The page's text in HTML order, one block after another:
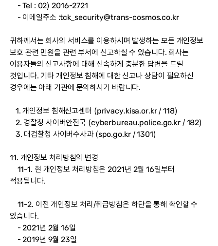
- Tel : 02) 2016-2721
- 이메일주소 :tck_security@trans-cosmos.co.kr
귀하께서는 회사의 서비스를 이용하시며 발생하는 모든 개인정보
보호 관련 민원을 관련 부서에 신고하실 수 있습니다. 회사는
이용자들의 신고사항에 대해 신속하게 충분한 답변을 드릴
것입니다. 기타 개인정보 침해에 대한 신고나 상담이 필요하신
경우에는 아래 기관에 문의하시기 바랍니다.
1. 개인정보 침해신고센터 (privacy.kisa.or.kr/ 118)
2. 경찰청 사이버안전국 (cyberbureau.police.go.kr/ 182)
3. 대검찰청 사이버수사과 (spo.go.kr/ 1301)
11. 개인정보 처리방침의 변경
11-1. 현 개인정보 처리방침은 2021년 2월 16일부터
적용됩니다.
11-2. 이전 개인정보 처리/취급방침은 하단을 통해 확인할 수
있습니다.
-2021년 2월 16일
-2019년 9월 23일